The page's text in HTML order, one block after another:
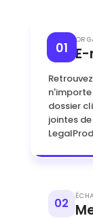
01
dossier
jointes
LegalProd
02